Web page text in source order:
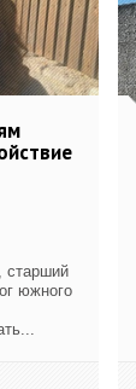
старший
южного